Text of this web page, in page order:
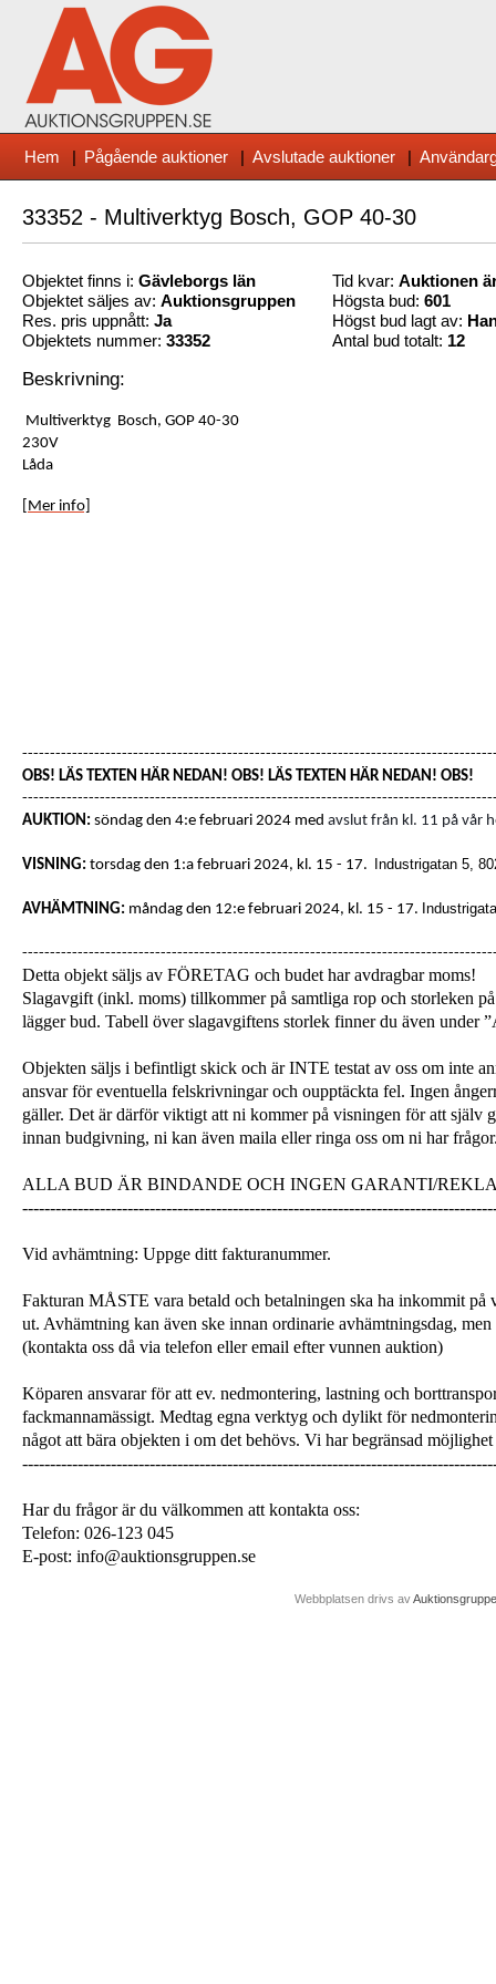
Hem | Pågående auktioner | Avslutade auktioner |
33352 - Multiverktyg Bosch, GOP 40-30
Objektet finns i: Gävleborgs län
Objektet säljes av: Auktionsgruppen
Res. pris uppnått: Ja
Objektets nummer: 33352
Tid kvar: Auktionen
Högsta bud: 601
Högst bud lagt av:
Antal bud totalt: 12
Beskrivning:
Multiverktyg Bosch, GOP 40-30
230V
Låda
[Mer info]
OBS! LÄS TEXTEN HÄR NEDAN! OBS! LÄS TEXTEN HÄR NEDAN! OBS!
AUKTION: söndag den 4:e februari 2024 med avslut från kl. 11 på vår
VISNING: torsdag den 1:a februari 2024, kl. 15 - 17. Industrigatan 5,
AVHÄMTNING: måndag den 12:e februari 2024, kl. 15 - 17.
Detta objekt säljs av FÖRETAG och budet har avdragbar moms!
Slagavgift (inkl. moms) tillkommer på samtliga rop och storleken
lägger bud. Tabell över slagavgiftens storlek finner du även under
Objekten säljs i befintligt skick och är INTE testat av oss om inte
ansvar för eventuella felskrivningar och oupptäckta fel. Ingen
gäller. Det är därför viktigt att ni kommer på visningen för att själv
innan budgivning, ni kan även maila eller ringa oss om ni har
ALLA BUD ÄR BINDANDE OCH INGEN GARANTI/
Vid avhämtning: Uppge ditt fakturanummer.
Fakturan MÅSTE vara betald och betalningen ska ha inkommit på
ut. Avhämtning kan även ske innan ordinarie avhämtningsdag,
(kontakta oss då via telefon eller email efter vunnen auktion)
Köparen ansvarar för att ev. nedmontering, lastning och
fackmannamässigt. Medtag egna verktyg och dylikt för
något att bära objekten i om det behövs. Vi har begränsad
Har du frågor är du välkommen att kontakta oss:
Telefon: 026-123 045
E-post: info@auktionsgruppen.se
Webbplatsen drivs av